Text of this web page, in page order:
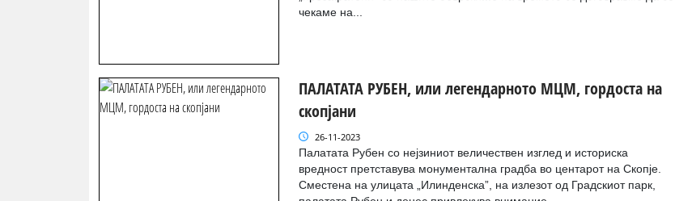
чекаме на...
ПАЛАТАТА РУБЕН, или легендарното МЦМ, гордоста на
скопјани
26-11-2023
Палатата Рубен со нејзиниот величествен изглед и историска
вредност претставува монументална градба во центарот на Скопје.
Сместена на улицата „Илинденска”, на излезот од Градскиот парк,